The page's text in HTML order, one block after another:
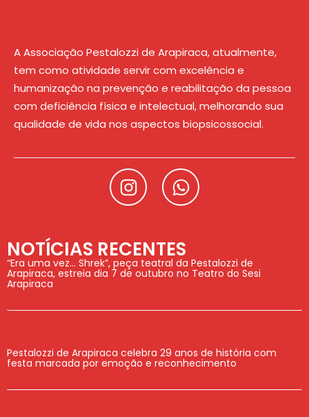
A Associação Pestalozzi de Arapiraca, atualmente,
tem como atividade servir com excelência e
humanização na prevenção e reabilitação da pessoa
com deficiência física e intelectual, melhorando sua
qualidade de vida nos aspectos biopsicossocial.
NOTÍCIAS RECENTES
“Era uma vez… Shrek”, peça teatral da Pestalozzi de
Arapiraca, estreia dia 7 de outubro no Teatro do Sesi
Arapiraca
Pestalozzi de Arapiraca celebra 29 anos de história com
festa marcada por emoção e reconhecimento